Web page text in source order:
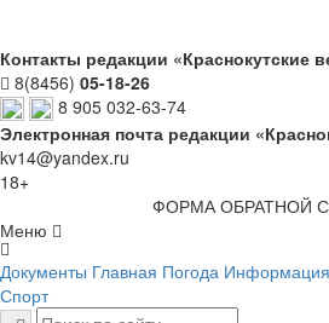
Контакты редакции «Краснокутские
8(8456) 05-18-26
8 905 032-63-74
Электронная почта редакции
kv14@yandex.ru
18+
ФОРМА ОБРАТНОЙ
Меню
Документы Главная Погода Информация
Спорт